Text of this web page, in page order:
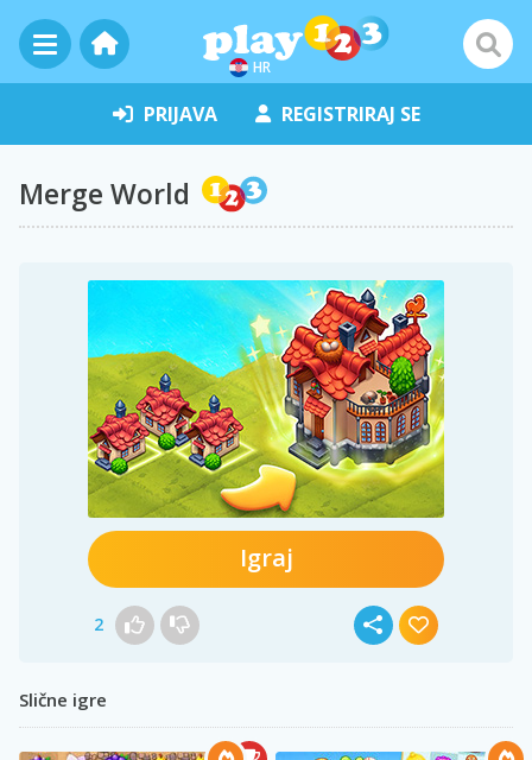
HR
PRIJAVA REGISTRIRAJ SE
Merge World
Igraj
2
Slične igre